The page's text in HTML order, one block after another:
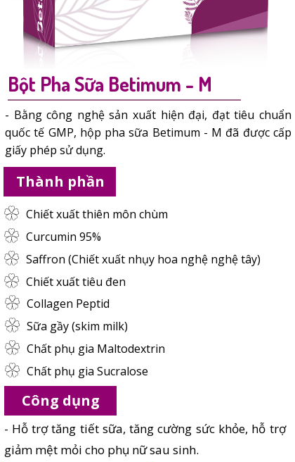
- Bằng công nghệ sản xuất hiện đại, đạt tiêu chuẩn
quốc tế GMP, hộp pha sữa Betimum - M đã được cấp
giấy phép sử dụng.
Thành phần
Chiết xuất thiên môn chùm
Curcumin 95%
Saffron (Chiết xuất nhụy hoa nghệ nghệ tây)
Chiết xuất tiêu đen
Collagen Peptid
Sữa gầy (skim milk)
Chất phụ gia Maltodextrin
Chất phụ gia Sucralose
Công dụng
- Hỗ trợ tăng tiết sữa, tăng cường sức khỏe, hỗ trợ
giảm mệt mỏi cho phụ nữ sau sinh.
Bột Pha Sữa Betimum - M